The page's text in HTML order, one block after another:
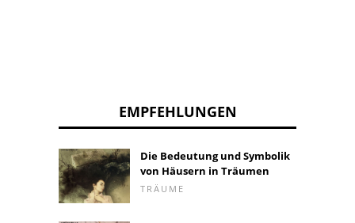
EMPFEHLUNGEN
Die Bedeutung und Symbolik
von Häusern in Träumen
TRÄUME